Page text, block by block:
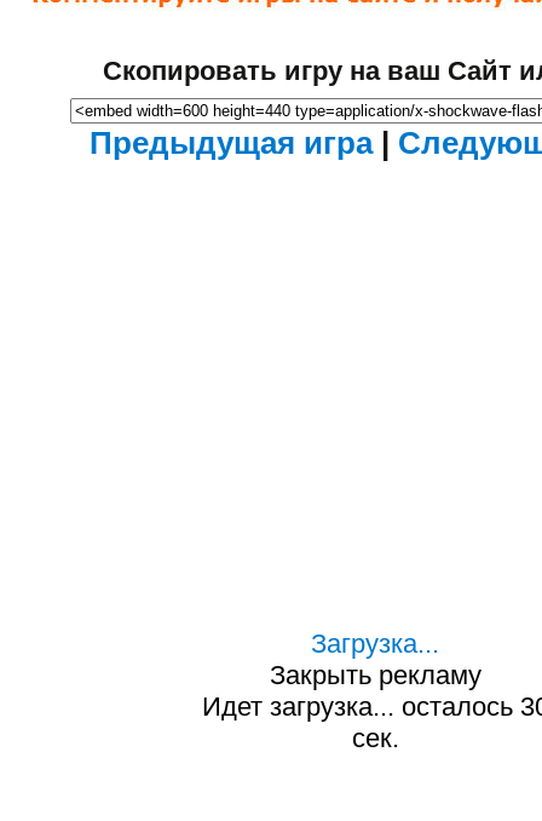
Загрузка...
Закрыть рекламу
Идет загрузка... осталось
сек.
Скопировать игру на ваш Сайт
Предыдущая игра|